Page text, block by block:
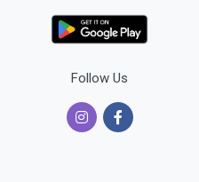
Follow Us